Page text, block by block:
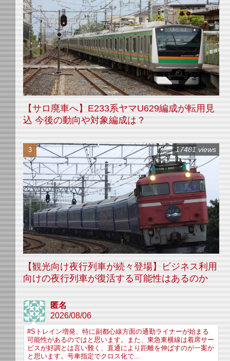
【サロ廃車へ】E233系ヤマU629編成が転用見
込 今後の動向や対象編成は？
【観光向け夜行列車が続々登場】ビジネス利用
向けの夜行列車が復活する可能性はあるのか
17481 views
匿名
2026/08/06
#Sトレイン増発、特に副都心線方面の通勤ライナーが始まる
可能性があるのではと思います。また、東急東横線は着席サー
ビスが好調とは言い難く、直通により距離を伸ばすのが一案か
と思います。号車指定でクロス化で...